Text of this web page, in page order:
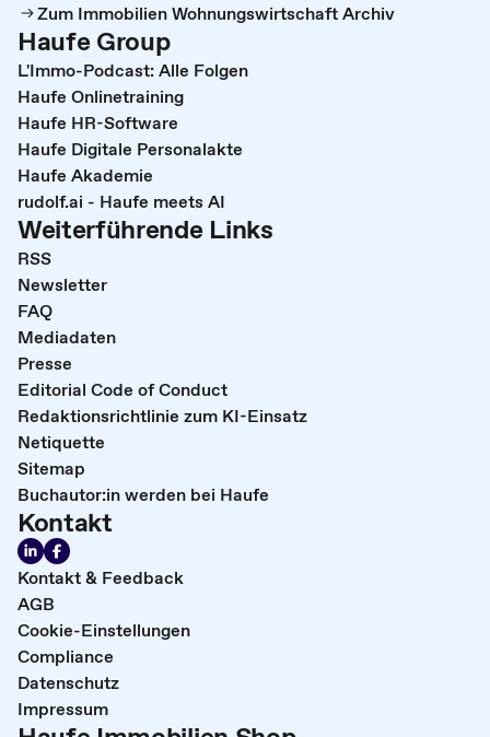
Zum Immobilien Wohnungswirtschaft Archiv
Haufe Group
L'Immo-Podcast: Alle Folgen
Haufe Onlinetraining
Haufe HR-Software
Haufe Digitale Personalakte
Haufe Akademie
rudolf.ai - Haufe meets AI
Weiterführende Links
RSS
Newsletter
FAQ
Mediadaten
Presse
Editorial Code of Conduct
Redaktionsrichtlinie zum KI-Einsatz
Netiquette
Sitemap
Buchautor:in werden bei Haufe
Kontakt
Kontakt & Feedback
AGB
Cookie-Einstellungen
Compliance
Datenschutz
Impressum